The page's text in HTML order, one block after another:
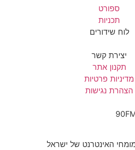
ספורט
תכניות
לוח שידורים
יצירת קשר
תקנון אתר
מדיניות פרטיות
הצהרת נגישות
האינטרנט של ישראל